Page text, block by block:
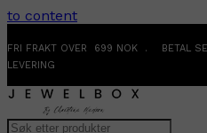
to content
FRI FRAKT OVER 699 NOK . BETAL
LEVERING